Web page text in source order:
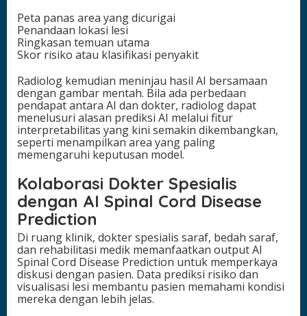
Peta panas area yang dicurigai
Penandaan lokasi lesi
Ringkasan temuan utama
Skor risiko atau klasifikasi penyakit
Radiolog kemudian meninjau hasil AI bersamaan
dengan gambar mentah. Bila ada perbedaan
pendapat antara AI dan dokter, radiolog dapat
menelusuri alasan prediksi AI melalui fitur
interpretabilitas yang kini semakin dikembangkan,
seperti menampilkan area yang paling
memengaruhi keputusan model.
Kolaborasi Dokter Spesialis
dengan AI Spinal Cord Disease
Prediction
Di ruang klinik, dokter spesialis saraf, bedah saraf,
dan rehabilitasi medik memanfaatkan output AI
Spinal Cord Disease Prediction untuk memperkaya
diskusi dengan pasien. Data prediksi risiko dan
visualisasi lesi membantu pasien memahami kondisi
mereka dengan lebih jelas.